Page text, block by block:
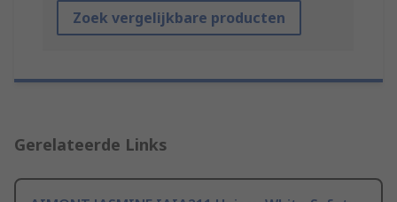
Zoek vergelijkbare producten
Gerelateerde Links